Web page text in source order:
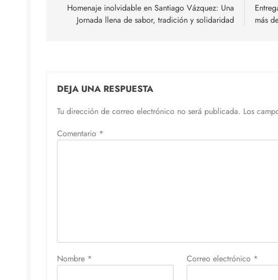
de
entradas
Homenaje inolvidable en Santiago Vázquez: Una
Jornada llena de sabor, tradición y solidaridad
más
DEJA UNA RESPUESTA
Tu dirección de correo electrónico no será publicada. Los
Comentario *
Nombre * Correo electrónico *